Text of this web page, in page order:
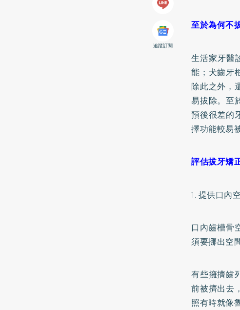
追蹤訂閱
至於為何不
生活家牙醫
能；犬齒牙
除此之外，
易拔除。至
預後很差的
擇功能較易
評估拔牙矯
1. 提供口內
口內齒槽骨
須要挪出空
有些擁擠齒
前被擠出去
照有時就像